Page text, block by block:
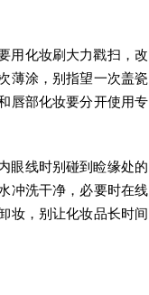
用化妆刷大力戳扫，改
薄涂，别指望一次盖瓷
唇部化妆要分开使用专
眼线时别碰到睑缘处的
冲洗干净，必要时在线
妆，别让化妆品长时间